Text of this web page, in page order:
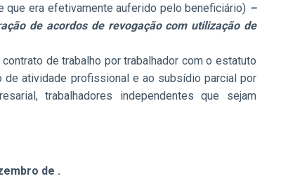
era efetivamente auferido pelo beneficiário) –
de acordos de revogação com utilização de
de trabalho por trabalhador com o estatuto
atividade profissional e ao subsídio parcial por
trabalhadores independentes que sejam
de .